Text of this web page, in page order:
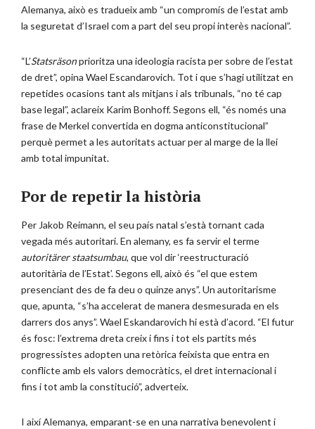
Alemanya, això es tradueix amb “un compromís de l’estat amb
la seguretat d’Israel com a part del seu propi interès nacional”.
“L’Statsräsonprioritza una ideologia racista per sobre de l’estat
de dret”, opina Wael Escandarovich. Tot i que s’hagi utilitzat en
repetides ocasions tant als mitjans i als tribunals, “no té cap
base legal”, aclareix Karim Bonhoff. Segons ell, “és només una
frase de Merkel convertida en dogma anticonstitucional”
perquè permet a les autoritats actuar per al marge de la llei
amb total impunitat.
Por de repetir la història
Per Jakob Reimann, el seu país natal s’està tornant cada
vegada més autoritari. En alemany, es fa servir el terme
autoritärer staatsumbau, que vol dir ‘reestructuració
autoritària de l’Estat’. Segons ell, això és “el que estem
presenciant des de fa deu o quinze anys”. Un autoritarisme
que, apunta, “s’ha accelerat de manera desmesurada en els
darrers dos anys”. Wael Eskandarovich hi està d’acord. “El futur
és fosc: l’extrema dreta creix i fins i tot els partits més
progressistes adopten una retòrica feixista que entra en
conflicte amb els valors democràtics, el dret internacional i
fins i tot amb la constitució”, adverteix.
I així Alemanya, emparant-se en una narrativa benevolent i